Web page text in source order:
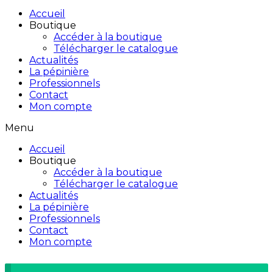
Accueil
Boutique
Accéder à la boutique
Télécharger le catalogue
Actualités
La pépinière
Professionnels
Contact
Mon compte
Menu
Accueil
Boutique
Accéder à la boutique
Télécharger le catalogue
Actualités
La pépinière
Professionnels
Contact
Mon compte